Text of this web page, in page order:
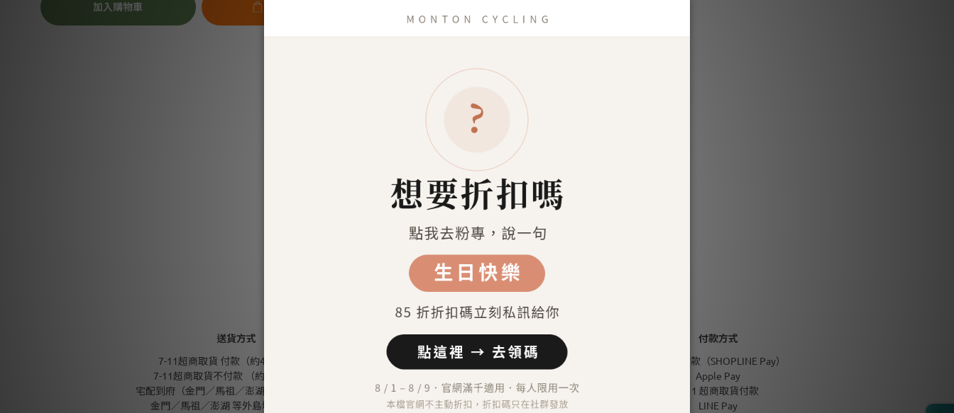
加入購物車
商品描述
了解更多
送貨及付款方式
送貨方式
7-11超商取貨 付款（約4-5天送達）
7-11超商取貨不付款 （約4-5天送達）
宅配到府（金門／馬祖／澎湖 外島地區除外）
金門／馬祖／澎湖 等外島地區（郵寄）
付款方式
信用卡付款（SHOPLINE Pay）
Apple Pay
7-11 超商取貨付款
LINE Pay